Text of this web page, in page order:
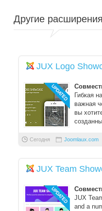
Другие
JUX Logo
Гибкая
важная
вы
Сегодня Joomlaux.com
JUX Team
JUX
and a